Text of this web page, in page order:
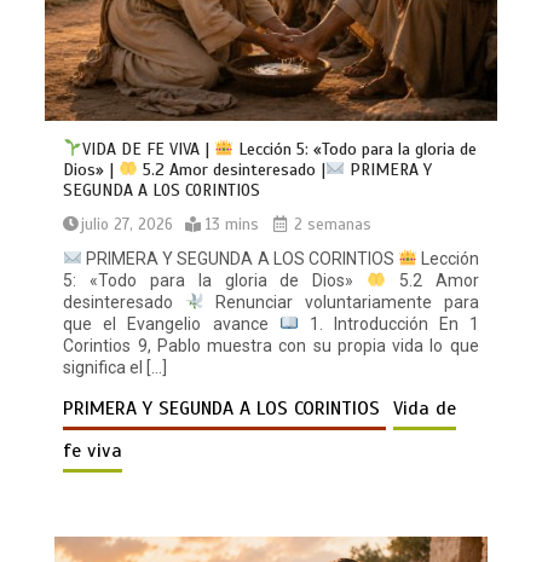
VIDA DE FE VIVA |
Lección 5: «Todo para la gloria de
Dios» |
5.2 Amor desinteresado |
PRIMERA Y
SEGUNDA A LOS CORINTIOS
julio 27, 2026 13 mins
2 semanas
PRIMERA Y SEGUNDA A LOS CORINTIOS
Lección
5: «Todo para la gloria de Dios»
5.2 Amor
desinteresado
Renunciar voluntariamente para
que el Evangelio avance
1. Introducción En 1
Corintios 9, Pablo muestra con su propia vida lo que
significa el […]
PRIMERA Y SEGUNDA A LOS CORINTIOS
Vida de
fe viva